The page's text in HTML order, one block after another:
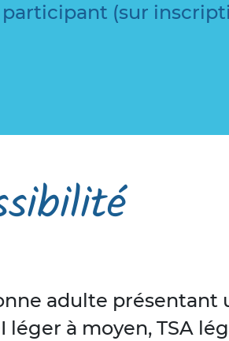
(sur
adulte présentant
à moyen, TSA